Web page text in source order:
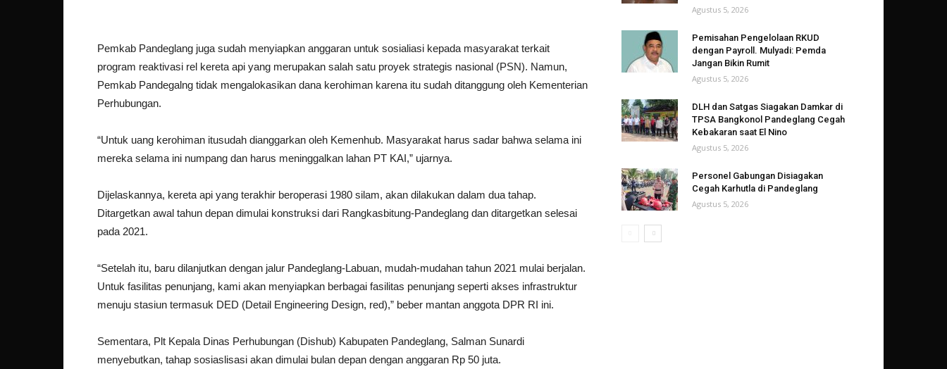
Pemkab Pandeglang juga sudah menyiapkan anggaran untuk sosialiasi kepada masyarakat terkait
program reaktivasi rel kereta api yang merupakan salah satu proyek strategis nasional (PSN). Namun,
Pemkab Pandegalng tidak mengalokasikan dana kerohiman karena itu sudah ditanggung oleh Kementerian
Perhubungan.
“Untuk uang kerohiman itusudah dianggarkan oleh Kemenhub. Masyarakat harus sadar bahwa selama ini
mereka selama ini numpang dan harus meninggalkan lahan PT KAI,” ujarnya.
Dijelaskannya, kereta api yang terakhir beroperasi 1980 silam, akan dilakukan dalam dua tahap.
Ditargetkan awal tahun depan dimulai konstruksi dari Rangkasbitung-Pandeglang dan ditargetkan selesai
pada 2021.
“Setelah itu, baru dilanjutkan dengan jalur Pandeglang-Labuan, mudah-mudahan tahun 2021 mulai berjalan.
Untuk fasilitas penunjang, kami akan menyiapkan berbagai fasilitas penunjang seperti akses infrastruktur
menuju stasiun termasuk DED (Detail Engineering Design, red),” beber mantan anggota DPR RI ini.
Sementara, Plt Kepala Dinas Perhubungan (Dishub) Kabupaten Pandeglang, Salman Sunardi
menyebutkan, tahap sosiaslisasi akan dimulai bulan depan dengan anggaran Rp 50 juta.
Agustus 5, 2026
Pemisahan Pengelolaan RKUD
dengan Payroll. Mulyadi: Pemda
Jangan Bikin Rumit
Agustus 5, 2026
DLH dan Satgas Siagakan Damkar di
TPSA Bangkonol Pandeglang Cegah
Kebakaran saat El Nino
Agustus 5, 2026
Personel Gabungan Disiagakan
Cegah Karhutla di Pandeglang
Agustus 5, 2026